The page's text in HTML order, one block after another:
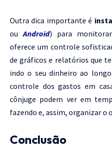
Outra dica importante é
ouAndroid) para
oferece um controle
de gráficos e relatórios que
indo o seu dinheiro ao
controle dos gastos em
cônjuge podem ver em
fazendo e, assim, organizar o
Conclusão